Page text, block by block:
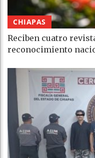
CHIAPAS
Reciben cuatro
reconocimiento